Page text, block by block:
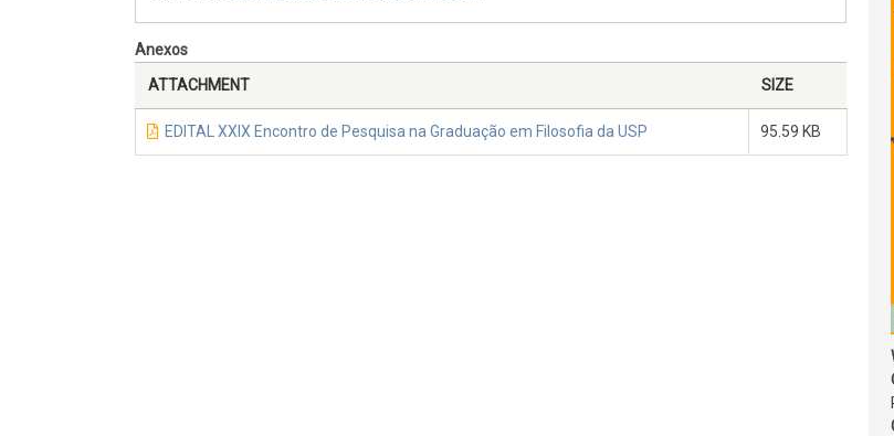
Anexos
ATTACHMENT
SIZE
EDITAL XXIX Encontro de Pesquisa na Graduação em Filosofia da USP 95.59 KB